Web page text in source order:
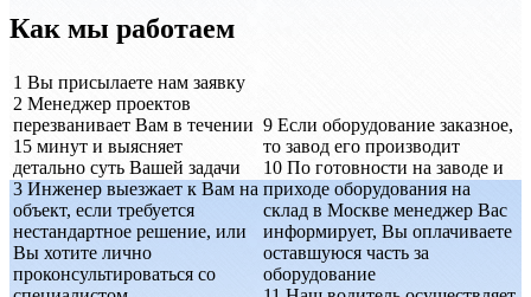
Как мы работаем
1 Вы присылаете нам заявку
2 Менеджер проектов
перезванивает Вам в течении
15 минут и выясняет
детально суть Вашей задачи
3 Инженер выезжает к Вам на
объект, если требуется
нестандартное решение, или
Вы хотите лично
проконсультироваться со
9 Если оборудование заказное,
то завод его производит
10 По готовности на заводе и
приходе оборудования на
склад в Москве менеджер Вас
информирует, Вы оплачиваете
оставшуюся часть за
оборудование